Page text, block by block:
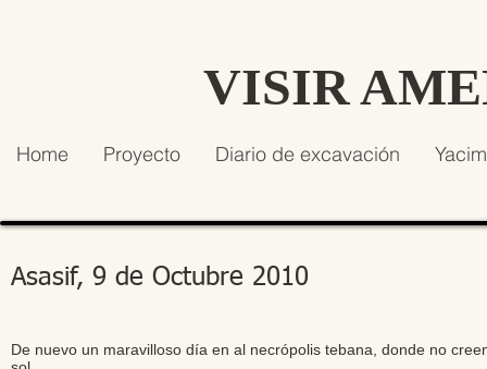
VISIR
Home Proyecto Diario de excavación
Asasif, 9 de Octubre 2010
De nuevo un maravilloso día en al necrópolis tebana, donde no